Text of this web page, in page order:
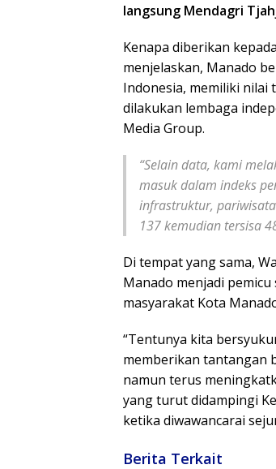
langsung Mendagri
Kenapa diberikan
menjelaskan, Manado
Indonesia, memiliki nilai
dilakukan lembaga
Media Group.
“Selain data, kami
masuk dalam indeks
infrastruktur,
137 kemudian tersisa
Di tempat yang sama,
Manado menjadi
masyarakat Kota
“Tentunya kita
memberikan tantangan
namun terus
yang turut didampingi
ketika diwawancarai
Berita Terkait